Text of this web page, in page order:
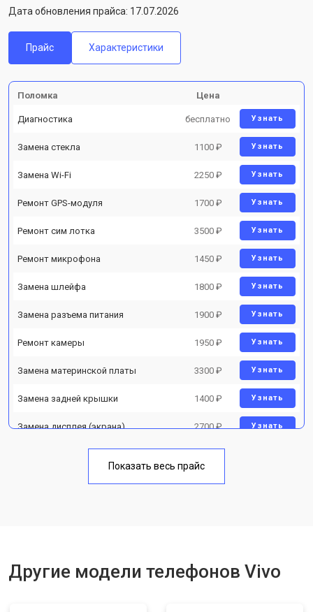
Дата обновления прайса: 17.07.2026
Прайс Характеристики
Поломка Цена
Диагностика бесплатно Узнать
Замена стекла 1100 ₽ Узнать
Замена Wi-Fi 2250 ₽ Узнать
Ремонт GPS-модуля 1700 ₽ Узнать
Ремонт сим лотка 3500 ₽ Узнать
Ремонт микрофона 1450 ₽ Узнать
Замена шлейфа 1800 ₽ Узнать
Замена разъема питания 1900 ₽ Узнать
Ремонт камеры 1950 ₽ Узнать
Замена материнской платы 3300 ₽ Узнать
Замена задней крышки 1400 ₽ Узнать
Замена дисплея (экрана) 2700 ₽ Узнать
Замена кнопки включения 1750 ₽
Показать весь прайс
Другие модели телефонов Vivo